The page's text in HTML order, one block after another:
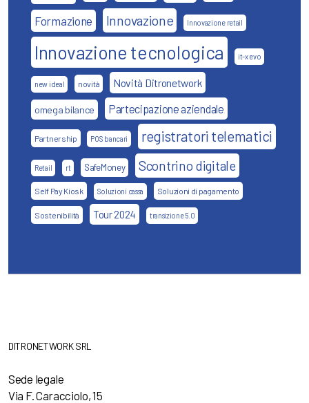
Formazione Innovazione Innovazione retail
Innovazione tecnologica it-x evo
new ideal novità Novità Ditronetwork
omega bilance Partecipazione aziendale
Partnership POS bancari registratori telematici
Retail rt SafeMoney Scontrino digitale
Self Pay Kiosk Soluzioni cassa Soluzioni di pagamento
Sostenibilità Tour 2024 transizione 5.0
DITRONETWORK SRL
Sede legale
Via F. Caracciolo, 15